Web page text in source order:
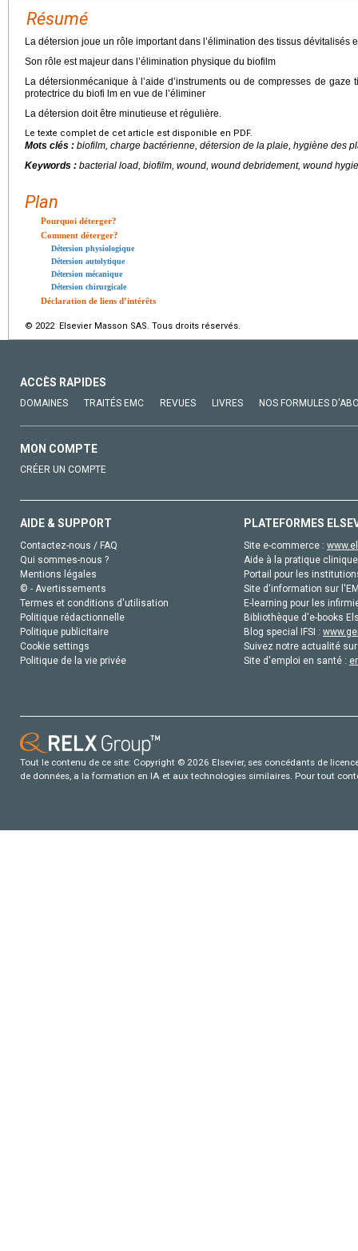
Résumé
La détersion joue un rôle important dans l’élimination des tissus dévitalisés
Son rôle est majeur dans l’élimination physique du biofilm
La détersionmécanique à l’aide d’instruments ou de compresses de
protectrice du biofi lm en vue de l’éliminer
La détersion doit être minutieuse et régulière.
Le texte complet de cet article est disponible en PDF.
Mots clés : biofilm, charge bactérienne, détersion de la plaie, hygiène des
Keywords : bacterial load, biofilm, wound, wound debridement, wound
Plan
Pourquoi déterger?
Comment déterger?
Détersion physiologique
Détersion autolytique
Détersion mécanique
Détersion chirurgicale
Déclaration de liens d’intérêts
© 2022 Elsevier Masson SAS. Tous droits réservés.
ACCÈS RAPIDES
DOMAINES TRAITÉS EMC REVUES LIVRES NOS FORMULES
MON COMPTE
CRÉER UN COMPTE
AIDE & SUPPORT
Contactez-nous / FAQ
Qui sommes-nous ?
Mentions légales
© - Avertissements
Termes et conditions d'utilisation
Politique rédactionnelle
Politique publicitaire
Cookie settings
Politique de la vie privée
PLATEFORMES
Site e-commerce :
Aide à la pratique
Portail pour les
Site d'information sur
E-learning pour les
Bibliothèque d'e-books
Blog special IFSI :
Suivez notre actualité
Site d'emploi en santé :
Tout le contenu de ce site: Copyright © 2026 Elsevier, ses concédants de
de données, a la formation en IA et aux technologies similaires. Pour tout